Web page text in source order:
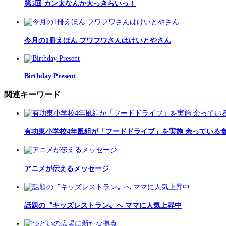
第5回 カン太なんか大っきらいっ！
今月の1冊えほん フワフワさんはけいとやさん
Birthday Present
関連キーワード
有功東小学校4年風組が「フードドライブ」を実施 余っている
アニメが伝えるメッセージ
話題の〝キッズレストラン〟へ ママに人気上昇中